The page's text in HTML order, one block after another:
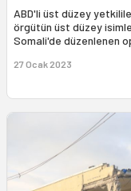
ABD'li üst düzey
örgütün üst düzey
Somali'de düzenlenen
27 Ocak 2023